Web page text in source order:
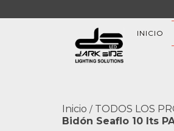
INICIO
Inicio / TODOS LOS
Bidón Seaflo 10 lts